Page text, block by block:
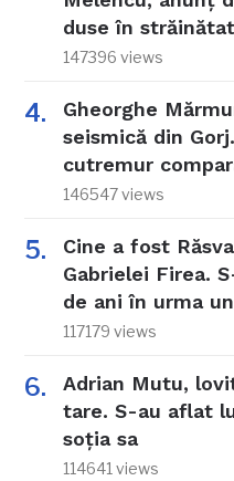
duse în
147396 views
Gheorghe
seismică din
cutremur
146547 views
Cine a fost
Gabrielei Firea.
de ani în urma
117179 views
Adrian Mutu,
tare. S-au aflat
soția sa
114641 views